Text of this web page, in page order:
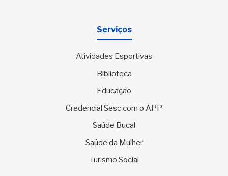
Serviços
Atividades Esportivas
Biblioteca
Educação
Credencial Sesc com o APP
Saúde Bucal
Saúde da Mulher
Turismo Social